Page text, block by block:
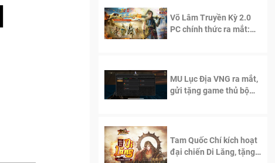
Võ Lâm Truyền Kỳ 2.0
PC chính thức ra mắt:
MU Lục Địa VNG ra mắt,
gửi tặng game thủ bộ
Tam Quốc Chí kích hoạt
đại chiến Di Lăng, tặng